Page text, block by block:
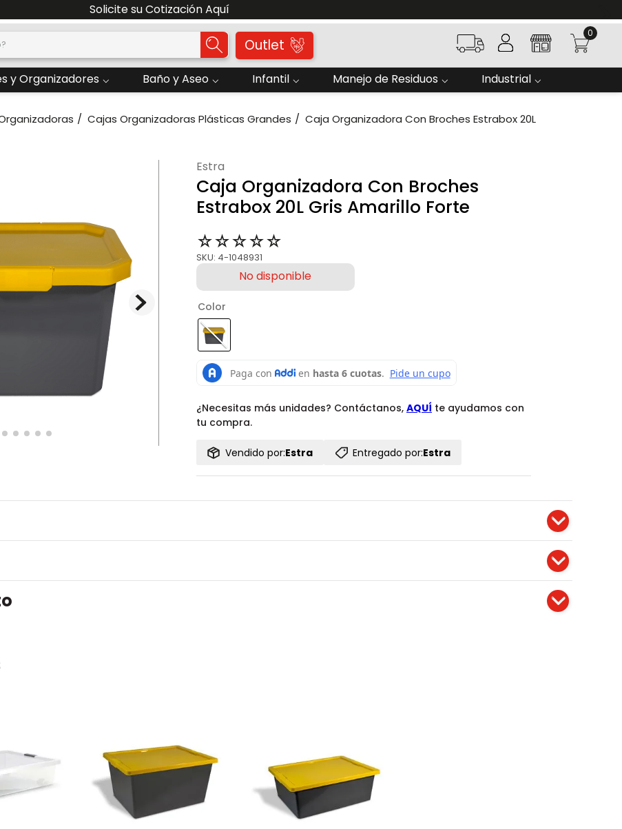
Solicite su Cotización Aquí
Outlet
0
y Organizadores Baño y Aseo Infantil Manejo de Residuos Industrial
Cajas Organizadoras Plásticas Grandes
Caja Organizadora Con Broches Estrabox 20L
estra
Caja Organizadora Con Broches
Estrabox 20L Gris Amarillo Forte
☆☆☆☆☆
SKU: 4-1048931
Color
¿Necesitas más unidades? Contáctanos, AQUÍ te ayudamos con
tu compra.
Vendido por:Estra Entregado por:Estra